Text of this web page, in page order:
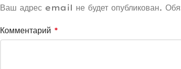
Ваш адрес email не будет опубликован.
Комментарий *